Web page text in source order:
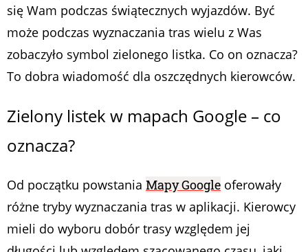
się Wam podczas świątecznych wyjazdów. Być
może podczas wyznaczania tras wielu z Was
zobaczyło symbol zielonego listka. Co on oznacza?
To dobra wiadomość dla oszczędnych kierowców.
Zielony listek w mapach Google – co
oznacza?
Od początku powstania Mapy Google oferowały
różne tryby wyznaczania tras w aplikacji. Kierowcy
mieli do wyboru dobór trasy względem jej